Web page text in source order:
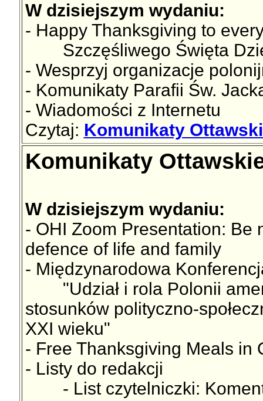
W dzisiejszym wydaniu:
- Happy Thanksgiving to
Szczęśliwego Święta
- Wesprzyj organizacje
- Komunikaty Parafii Św.
- Wiadomości z Internetu
Czytaj: Komunikaty
Komunikaty
W dzisiejszym wydaniu:
- OHI Zoom Presentation: Be
defence of life and family
- Międzynarodowa
"Udział i rola Polonii
stosunków polityczno-
XXI wieku"
- Free Thanksgiving Meals in
- Listy do redakcji
- List czytelniczki: